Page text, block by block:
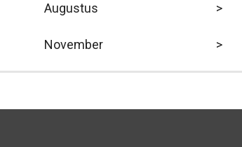
Augustus >
November >